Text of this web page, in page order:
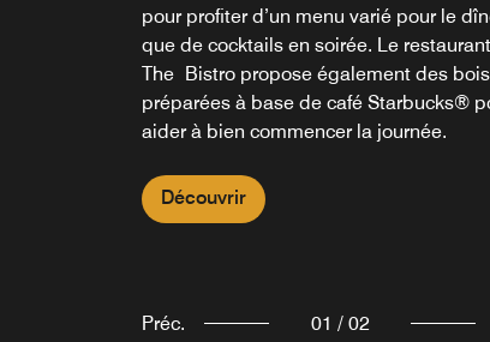
pour profiter d’un menu varié pour le
que de cocktails en soirée. Le restaurant
The Bistro propose également des
préparées à base de café Starbucks®
aider à bien commencer la journée.
Découvrir
The Market offers an easy way of
and beverage options on your terms,
the day. Stop by anytime to treat
a bite, or pick up something special to
your stay even better!
Découvrir
Préc. 01 / 02